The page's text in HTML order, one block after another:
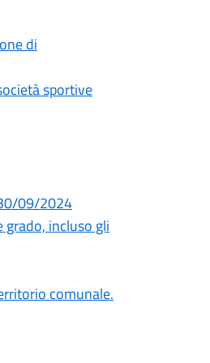
di
sportive
09/2024
incluso gli
comunale.